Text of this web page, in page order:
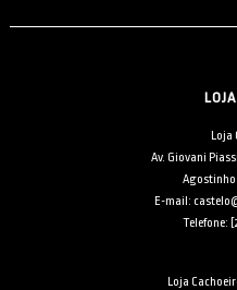
Loja
Av. Giovani
Agostinho
E-mail:
Telefone:
Loja